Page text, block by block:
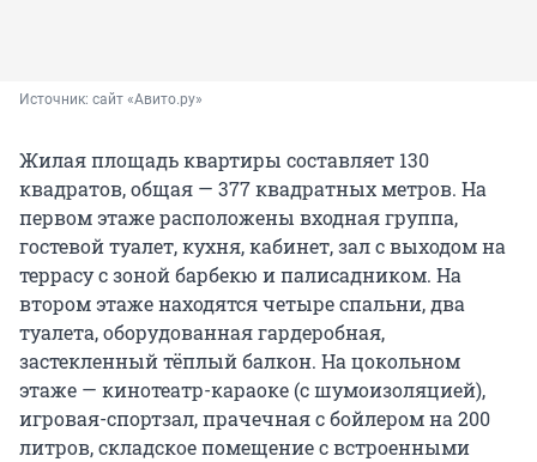
Источник: сайт «Авито.ру»
Жилая площадь квартиры составляет 130
квадратов, общая — 377 квадратных метров. На
первом этаже расположены входная группа,
гостевой туалет, кухня, кабинет, зал с выходом на
террасу с зоной барбекю и палисадником. На
втором этаже находятся четыре спальни, два
туалета, оборудованная гардеробная,
застекленный тёплый балкон. На цокольном
этаже — кинотеатр-караоке (с шумоизоляцией),
игровая-спортзал, прачечная с бойлером на 200
литров, складское помещение с встроенными